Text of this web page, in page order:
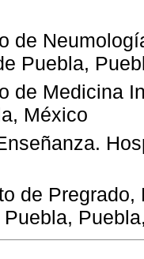
de
Puebla,
de Medicina
México
de